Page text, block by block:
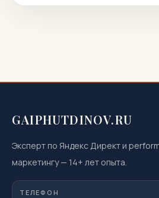
ответы. Вы узнаете, как
GAIPHUTDINOV.RU
Эксперт по Яндекс Директ и
маркетингу— 14+ лет опыта.
ТЕЛЕФОН